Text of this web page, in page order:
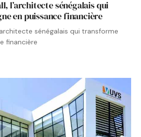
l’architecte sénégalais qui
en puissance financière
sénégalais qui transforme
financière